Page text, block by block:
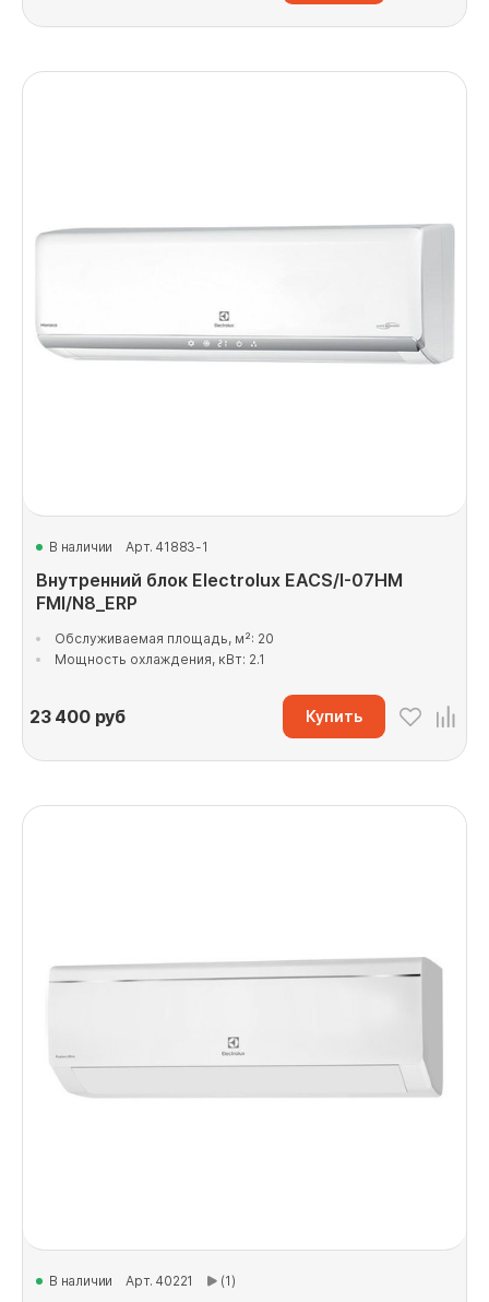
В наличии Арт. 41883-1
Внутренний блок Electrolux EACS/I-07HM
FMI/N8_ERP
Обслуживаемая площадь, м²: 20
Мощность охлаждения, кВт: 2.1
23 400руб Купить
В наличии Арт. 40221 (1)